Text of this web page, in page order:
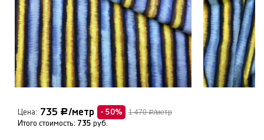
Цена: 735 Р/метр - 50% 1 470 Р/метр
Итого стоимость: 735 руб.